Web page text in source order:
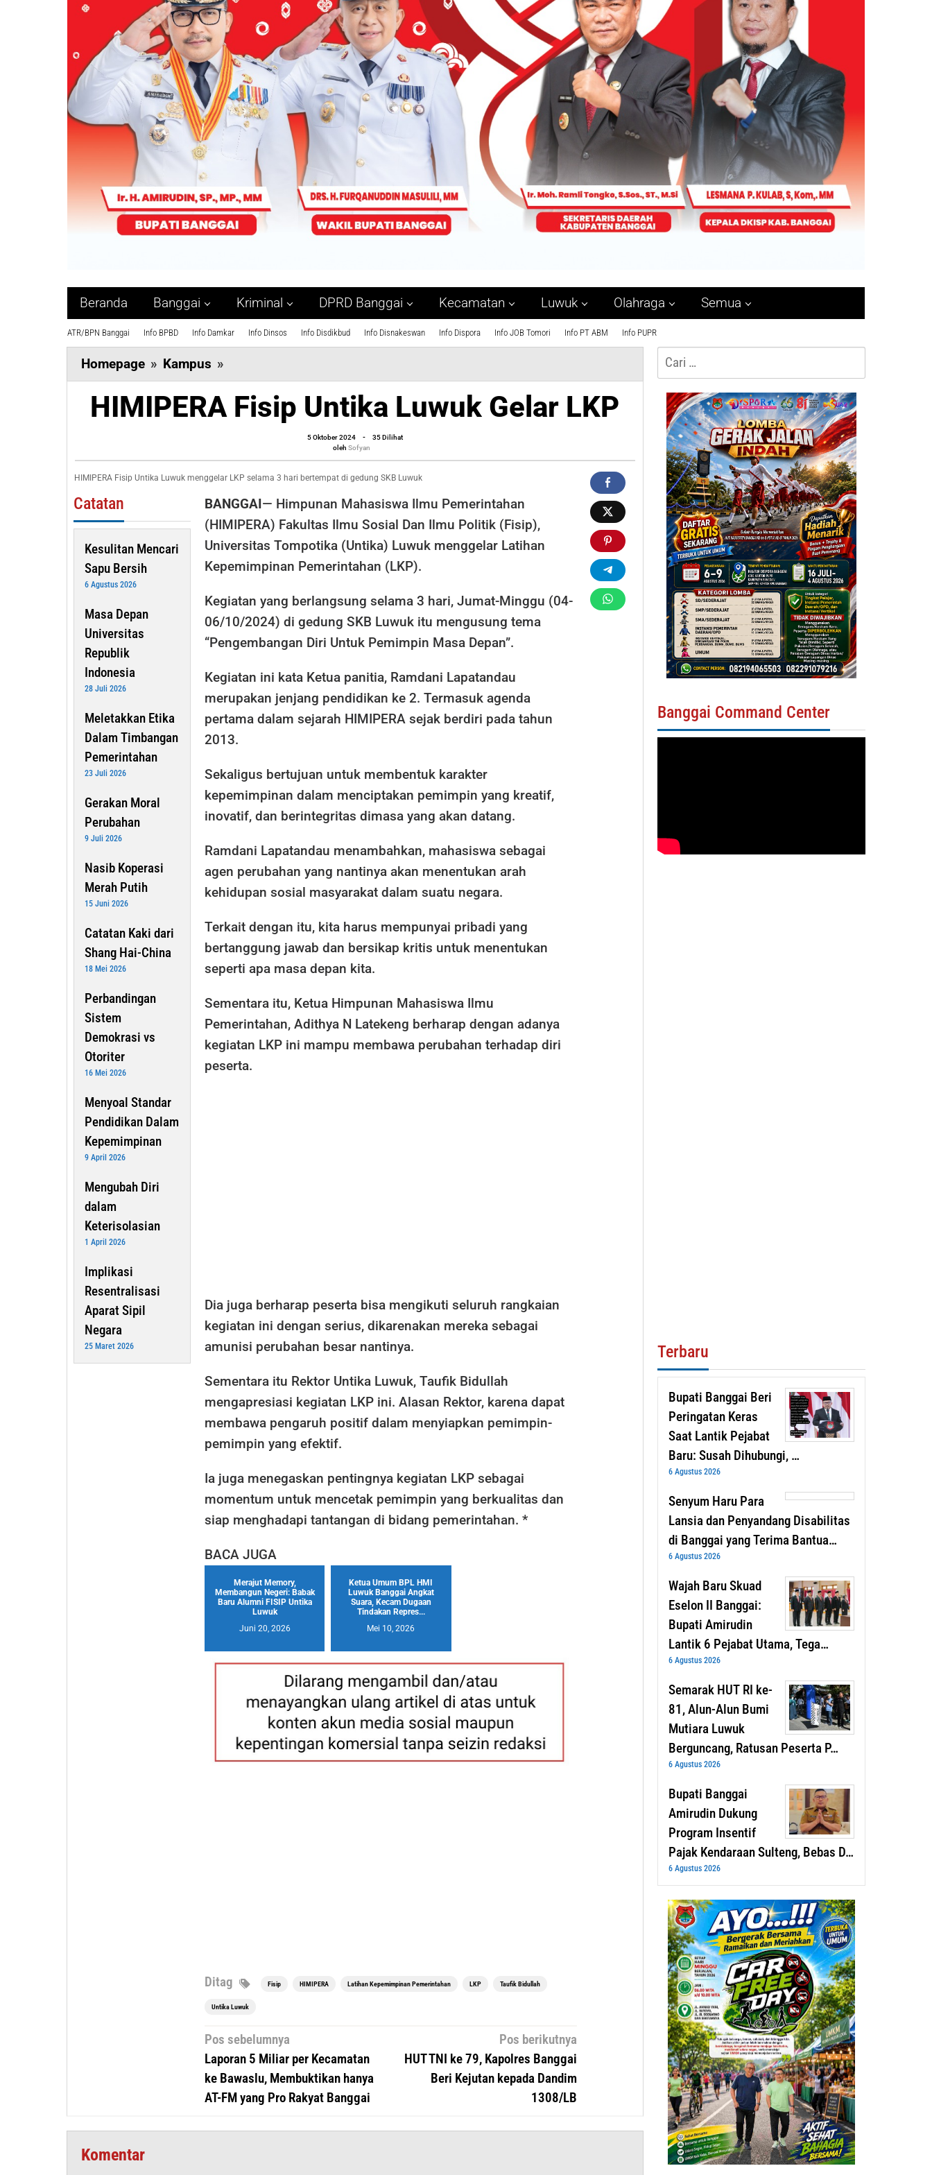
Beranda Banggai Kriminal DPRD Banggai Kecamatan Luwuk Olahraga Semua
ATR/BPN Banggai Info BPBD Info Damkar Info Dinsos Info Disdikbud Info Disnakeswan Info Dispora Info JOB Tomori Info PT ABM Info PUPR
Homepage » Kampus »
Fisip
Untika
Luwuk
LKP
HIMIPERA Fisip Untika Luwuk Gelar LKP
5 Oktober 2024
oleh
Sofyan
-
35 Dilihat
oleh Sofyan
HIMIPERA Fisip Untika Luwuk menggelar LKP selama 3 hari bertempat di gedung SKB Luwuk
Catatan
Kesulitan Mencari
Sapu Bersih
6 Agustus 2026
Masa Depan
Universitas
Republik
Indonesia
28 Juli 2026
Meletakkan Etika
Dalam Timbangan
Pemerintahan
23 Juli 2026
Gerakan Moral
Perubahan
9 Juli 2026
Nasib Koperasi
Merah Putih
15 Juni 2026
Catatan Kaki dari
Shang Hai-China
18 Mei 2026
Perbandingan
Sistem
Demokrasi vs
Otoriter
16 Mei 2026
Menyoal Standar
Pendidikan Dalam
Kepemimpinan
9 April 2026
Mengubah Diri
dalam
Keterisolasian
1 April 2026
Implikasi
Resentralisasi
Aparat Sipil
Negara
25 Maret 2026
BANGGAI— Himpunan Mahasiswa Ilmu Pemerintahan
(HIMIPERA) Fakultas Ilmu Sosial Dan Ilmu Politik (Fisip),
Universitas Tompotika (Untika) Luwuk menggelar Latihan
Kepemimpinan Pemerintahan (LKP).
Kegiatan yang berlangsung selama 3 hari, Jumat-Minggu (04-
06/10/2024) di gedung SKB Luwuk itu mengusung tema
“Pengembangan Diri Untuk Pemimpin Masa Depan”.
Kegiatan ini kata Ketua panitia, Ramdani Lapatandau
merupakan jenjang pendidikan ke 2. Termasuk agenda
pertama dalam sejarah HIMIPERA sejak berdiri pada tahun
2013.
Sekaligus bertujuan untuk membentuk karakter
kepemimpinan dalam menciptakan pemimpin yang kreatif,
inovatif, dan berintegritas dimasa yang akan datang.
Ramdani Lapatandau menambahkan, mahasiswa sebagai
agen perubahan yang nantinya akan menentukan arah
kehidupan sosial masyarakat dalam suatu negara.
Terkait dengan itu, kita harus mempunyai pribadi yang
bertanggung jawab dan bersikap kritis untuk menentukan
seperti apa masa depan kita.
Sementara itu, Ketua Himpunan Mahasiswa Ilmu
Pemerintahan, Adithya N Latekeng berharap dengan adanya
kegiatan LKP ini mampu membawa perubahan terhadap diri
peserta.
Dia juga berharap peserta bisa mengikuti seluruh rangkaian
kegiatan ini dengan serius, dikarenakan mereka sebagai
amunisi perubahan besar nantinya.
Sementara itu Rektor Untika Luwuk, Taufik Bidullah
mengapresiasi kegiatan LKP ini. Alasan Rektor, karena dapat
membawa pengaruh positif dalam menyiapkan pemimpin-
pemimpin yang efektif.
Ia juga menegaskan pentingnya kegiatan LKP sebagai
momentum untuk mencetak pemimpin yang berkualitas dan
siap menghadapi tantangan di bidang pemerintahan. *
BACA JUGA
Merajut Memory,
Membangun Negeri: Babak
Baru Alumni FISIP Untika
Luwuk
Juni 20, 2026
Ketua Umum BPL HMI
Luwuk Banggai Angkat
Suara, Kecam Dugaan
Tindakan Repres...
Mei 10, 2026
Ditag Fisip HIMIPERA Latihan Kepemimpinan Pemerintahan LKP Taufik Bidullah
Untika Luwuk
Navigasi
pos
Pos sebelumnya
Laporan 5 Miliar per Kecamatan
ke Bawaslu, Membuktikan hanya
AT-FM yang Pro Rakyat Banggai
Pos berikutnya
HUT TNI ke 79, Kapolres Banggai
Beri Kejutan kepada Dandim
1308/LB
Komentar
Cari
untuk:
Banggai Command Center
Terbaru
Bupati Banggai Beri
Peringatan Keras
Saat Lantik Pejabat
Baru: Susah Dihubungi, …
6 Agustus 2026
Senyum Haru Para
Lansia dan Penyandang Disabilitas
di Banggai yang Terima Bantua…
6 Agustus 2026
Wajah Baru Skuad
Eselon II Banggai:
Bupati Amirudin
Lantik 6 Pejabat Utama, Tega…
6 Agustus 2026
Semarak HUT RI ke-
81, Alun-Alun Bumi
Mutiara Luwuk
Berguncang, Ratusan Peserta P…
6 Agustus 2026
Bupati Banggai
Amirudin Dukung
Program Insentif
Pajak Kendaraan Sulteng, Bebas D…
6 Agustus 2026